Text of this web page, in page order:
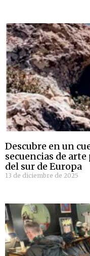
Descubre en un
secuencias de
del sur de Europa
13 de diciembre de 2025